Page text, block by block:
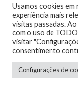
Usamos cookies
experiência mais
visitas passadas.
com o uso de
visitar
consentimento
Configurações de